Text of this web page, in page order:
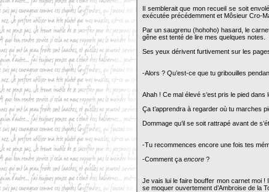
Il semblerait que mon recueil se soit
exécutée précédemment et Môsieur Cro-
Par un saugrenu (hohoho) hasard, le
gêne est tenté de lire mes quelques notes.
Ses yeux dérivent furtivement sur les
-Alors ? Qu’est-ce que tu gribouilles
Ahah ! Ce mal élevé s’est pris le pied
Ça t’apprendra à regarder où tu marches
Dommage qu’il se soit rattrapé avant de
-Tu recommences encore une fois tes
-Comment ça encore ?
Je vais lui le faire bouffer mon carnet moi
se moquer ouvertement d’Ambroise de la